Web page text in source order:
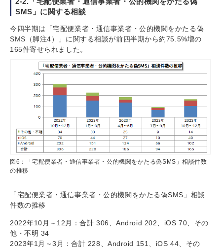
SMS」に関する相談
今四半期は「宅配便業者・通信事業者・公的機関をかたる偽
SMS（脚注4）」に関する相談が前四半期から約75.5%増の
165件寄せられました。
図6：「宅配便業者・通信事業者・公的機関をかたる偽SMS」相談件数
の推移
「宅配便業者・通信事業者・公的機関をかたる偽SMS」相談
件数の推移
2022年10月～12月：合計 306、Android 202、iOS 70、その
他・不明 34
2023年1月～3月：合計 228、Android 151、iOS 44、その